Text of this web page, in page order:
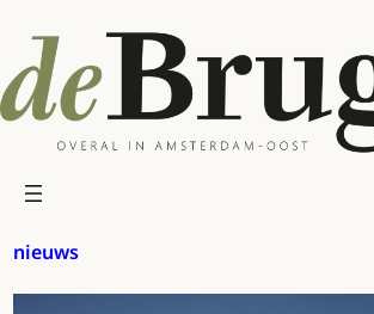
naar
de
inhoud
nieuws